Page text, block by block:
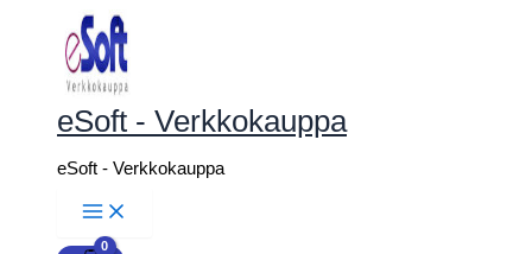
sisältöön
eSoft - Verkkokauppa
eSoft - Verkkokauppa